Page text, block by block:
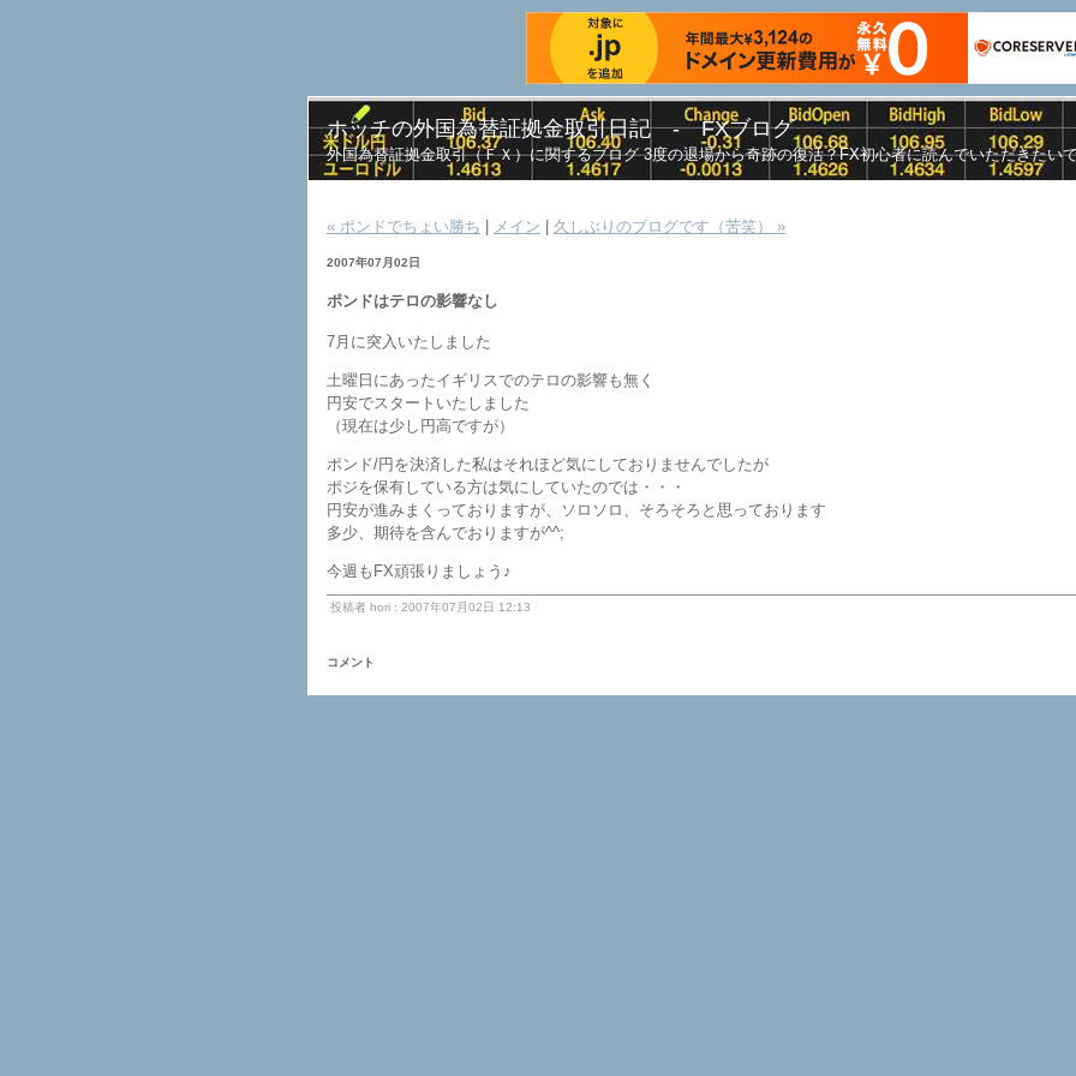
ホッチの外国為替証拠金取引日記 - FXブログ
外国為替証拠金取引（ＦＸ）に関するブログ 3度の退場から奇跡の復活？FX初心者に読んでいただきたい
« ポンドでちょい勝ち メイン 久しぶりのブログです（苦笑） »
2007年07月02日
ポンドはテロの影響なし
7月に突入いたしました
土曜日にあったイギリスでのテロの影響も無く
円安でスタートいたしました
（現在は少し円高ですが）
ポンド/円を決済した私はそれほど気にしておりませんでしたが
ポジを保有している方は気にしていたのでは・・・
円安が進みまくっておりますが、ソロソロ、そろそろと思っております
多少、期待を含んでおりますが^^;
今週もFX頑張りましょう♪
投稿者 hori : 2007年07月02日 12:13
コメント